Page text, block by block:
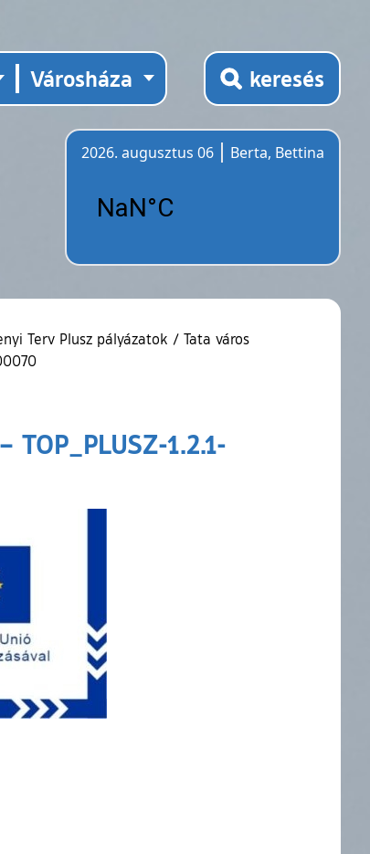
Városháza keresés
2026. augusztus 06
Berta, Bettina
Terv Plusz pályázatok / Tata város
1.2.1-